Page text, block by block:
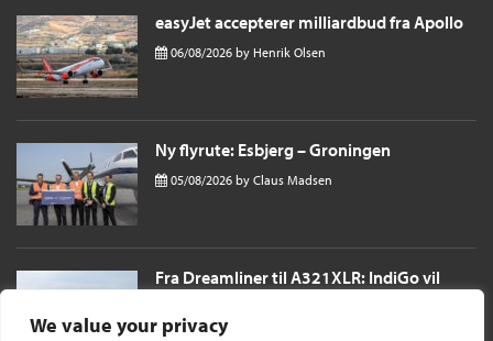
We value your privacy
easyJet accepterer milliardbud fra Apollo
06/08/2026 by Henrik Olsen
Ny flyrute: Esbjerg – Groningen
05/08/2026 by Claus Madsen
Fra Dreamliner til A321XLR: IndiGo vil
sende passagerer næsten 11 timer til
London i et single aisle fly